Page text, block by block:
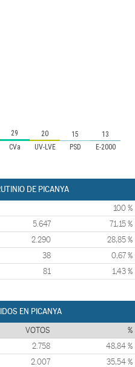
CVa UV-LVE PSD E-2000
29 20 15 13
DE PICANYA
100 %
5.647 71,15 %
2.290 28,85 %
38 0,67 %
81 1,43 %
EN PICANYA
VOTOS %
2.758 48,84 %
2.007 35,54 %